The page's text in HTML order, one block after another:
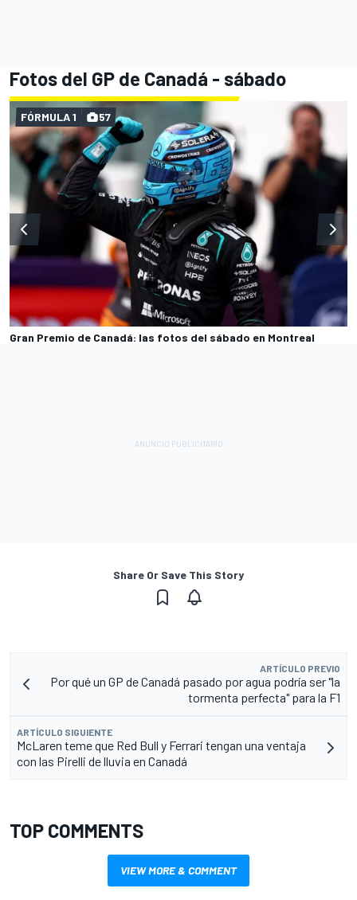
Fotos del GP de Canadá - sábado
Gran Premio de Canadá: las fotos del sábado en Montreal
FÓRMULA 1 57
Share Or Save This Story
ARTÍCULO PREVIO
Por qué un GP de Canadá pasado por agua podría ser "la
tormenta perfecta" para la F1
ARTÍCULO SIGUIENTE
McLaren teme que Red Bull y Ferrari tengan una ventaja
con las Pirelli de lluvia en Canadá
TOP COMMENTS
VIEW MORE & COMMENT